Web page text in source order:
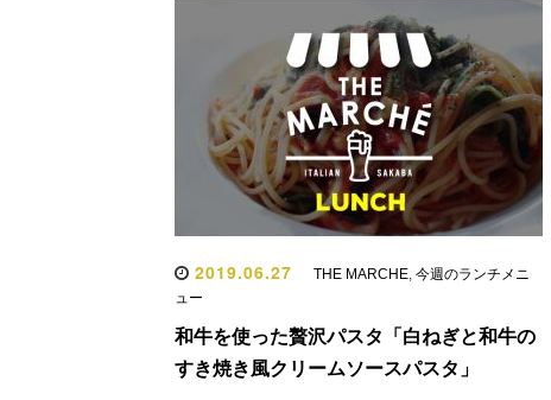
2019.06.27 THE MARCHE, 今週のランチメニ
ュー
和牛を使った贅沢パスタ「白ねぎと和牛の
すき焼き風クリームソースパスタ」